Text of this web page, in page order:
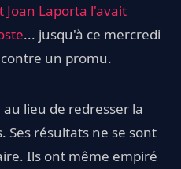
Joan Laporta l'avait
... jusqu'à ce mercredi
un promu.
lieu de redresser la
Ses résultats ne se sont
Ils ont même empiré